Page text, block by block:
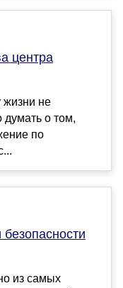
центра
жизни не
о том,
по
из самых